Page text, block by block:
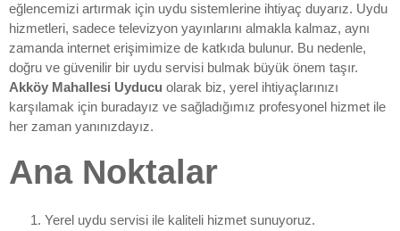
eğlencemizi artırmak için uydu sistemlerine ihtiyaç duyarız. Uydu
hizmetleri, sadece televizyon yayınlarını almakla kalmaz, aynı
zamanda internet erişimimize de katkıda bulunur. Bu nedenle,
doğru ve güvenilir bir uydu servisi bulmak büyük önem taşır.
Akköy Mahallesi Uyducu olarak biz, yerel ihtiyaçlarınızı
karşılamak için buradayız ve sağladığımız profesyonel hizmet ile
her zaman yanınızdayız.
Ana Noktalar
Yerel uydu servisi ile kaliteli hizmet sunuyoruz.